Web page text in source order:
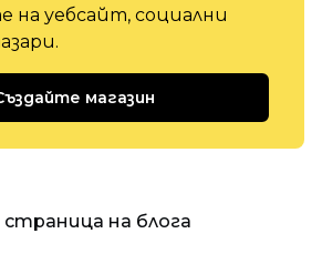
на уебсайт, социални
магазин
на блога